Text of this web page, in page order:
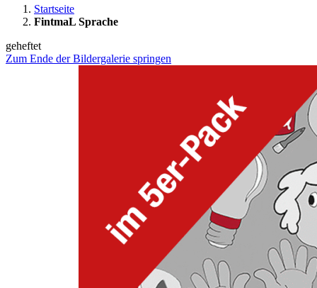
Startseite
FintmaL Sprache
geheftet
Zum Ende der Bildergalerie springen